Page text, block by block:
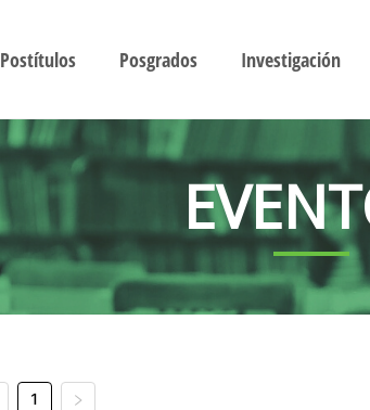
Postítulos Posgrados Investigación
1